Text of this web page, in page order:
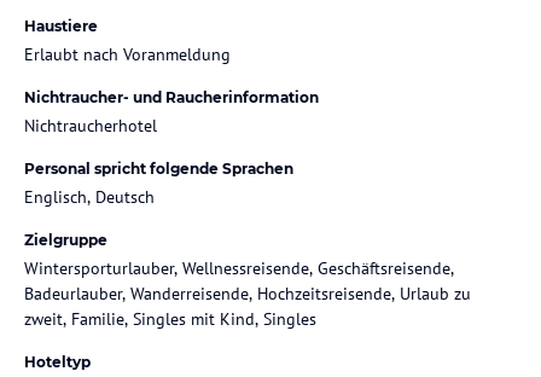
Haustiere
Erlaubt nach Voranmeldung
Nichtraucher- und Raucherinformation
Nichtraucherhotel
Personal spricht folgende Sprachen
Englisch, Deutsch
Zielgruppe
Wintersporturlauber, Wellnessreisende, Geschäftsreisende,
Badeurlauber, Wanderreisende, Hochzeitsreisende, Urlaub zu
zweit, Familie, Singles mit Kind, Singles
Hoteltyp